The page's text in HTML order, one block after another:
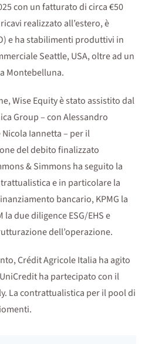
con un fatturato di circa €50
realizzato all’estero, è
e ha stabilimenti produttivi in
Seattle, USA, oltre ad un
Montebelluna.
Wise Equity è stato assistito dal
Group – con Alessandro
Iannetta – per il
del debito finalizzato
& Simmons ha seguito la
e in particolare la
bancario, KPMG la
due diligence ESG/EHS e
dell’operazione.
Crédit Agricole Italia ha agito
ha partecipato con il
La contrattualistica per il pool di